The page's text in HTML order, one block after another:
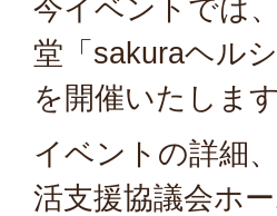
今イベントでは
堂「sakuraヘル
を開催いたします
イベントの詳細
活支援協議会ホ